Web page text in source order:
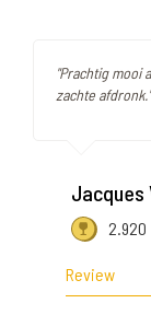
"Prachtig mooi
zachte afdronk."
Jacques
2.920
Review